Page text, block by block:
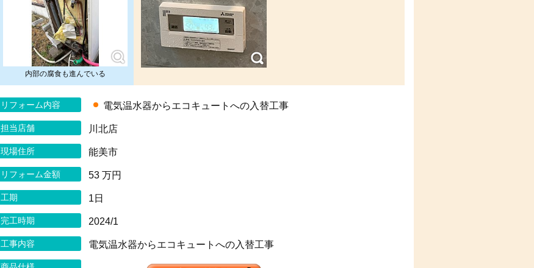
内部の腐食も進んでいる
リフォーム内容 電気温水器からエコキュートへの入替工事
担当店舗 川北店
現場住所 能美市
リフォーム金額 53 万円
工期 1日
完工時期 2024/1
工事内容 電気温水器からエコキュートへの入替工事